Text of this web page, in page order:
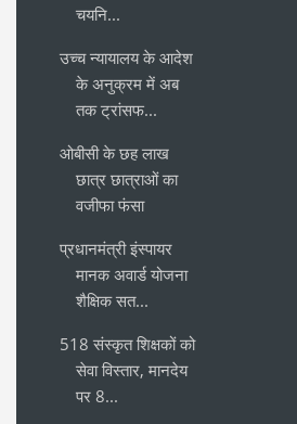
चयनि...
उच्च न्यायालय के आदेश
के अनुक्रम में अब
तक ट्रांसफ...
ओबीसी के छह लाख
छात्र छात्राओं का
वजीफा फंसा
प्रधानमंत्री इंस्पायर
मानक अवार्ड योजना
शैक्षिक सत...
518 संस्कृत शिक्षकों को
सेवा विस्तार, मानदेय
पर 8...